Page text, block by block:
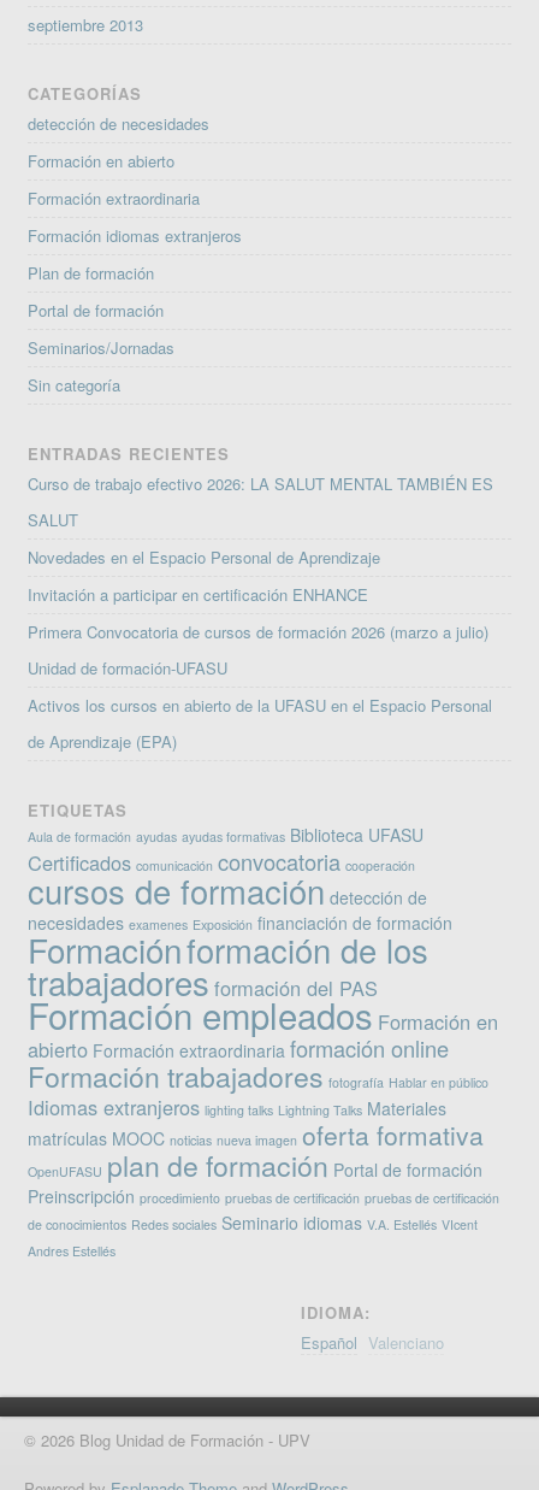
septiembre 2013
CATEGORÍAS
detección de necesidades
Formación en abierto
Formación extraordinaria
Formación idiomas extranjeros
Plan de formación
Portal de formación
Seminarios/Jornadas
Sin categoría
ENTRADAS RECIENTES
Curso de trabajo efectivo 2026: LA SALUT MENTAL TAMBIÉN ES
SALUT
Novedades en el Espacio Personal de Aprendizaje
Invitación a participar en certificación ENHANCE
Primera Convocatoria de cursos de formación 2026 (marzo a julio)
Unidad de formación-UFASU
Activos los cursos en abierto de la UFASU en el Espacio Personal
de Aprendizaje (EPA)
ETIQUETAS
Aula de formación ayudas ayudas formativas Biblioteca UFASU
Certificados comunicación convocatoria cooperación
cursos de formación detección de
necesidades examenes Exposición financiación de formación
Formaciónformación de los
trabajadores formación del PAS
Formación empleados Formación en
abierto Formación extraordinaria formación online
Formación trabajadores fotografía Hablar en público
Idiomas extranjeros lighting talks Lightning Talks Materiales
matrículas MOOC noticias nueva imagen oferta formativa
OpenUFASU plan de formación Portal de formación
Preinscripción procedimiento pruebas de certificación pruebas de certificación
de conocimientos Redes sociales Seminario idiomas V.A. Estellés VIcent
Andres Estellés
IDIOMA:
Español Valenciano
© 2026 Blog Unidad de Formación - UPV